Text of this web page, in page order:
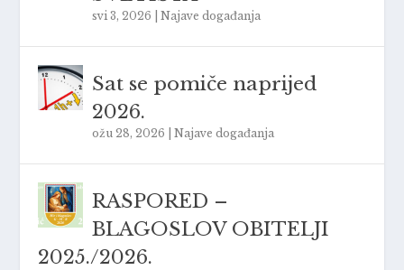
svi 3, 2026 |Najave događanja
Sat se pomiče naprijed
2026.
ožu 28, 2026 |Najave događanja
RASPORED –
BLAGOSLOV OBITELJI
2025./2026.